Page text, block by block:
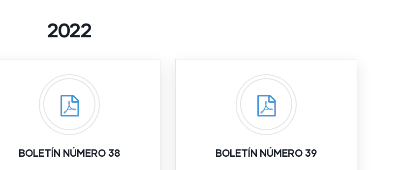
2022
BOLETÍN NÚMERO 38 BOLETÍN NÚMERO 39